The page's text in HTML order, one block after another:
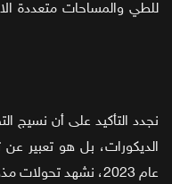
للطي والمساحات متعددة
نجدد التأكيد على أن
الديكورات، بل هو تعبير
عام 2023، نشهد